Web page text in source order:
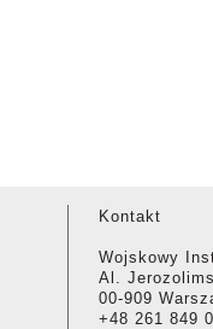
Kontakt
Wojskowy
Al.
00-909
+48 261 849